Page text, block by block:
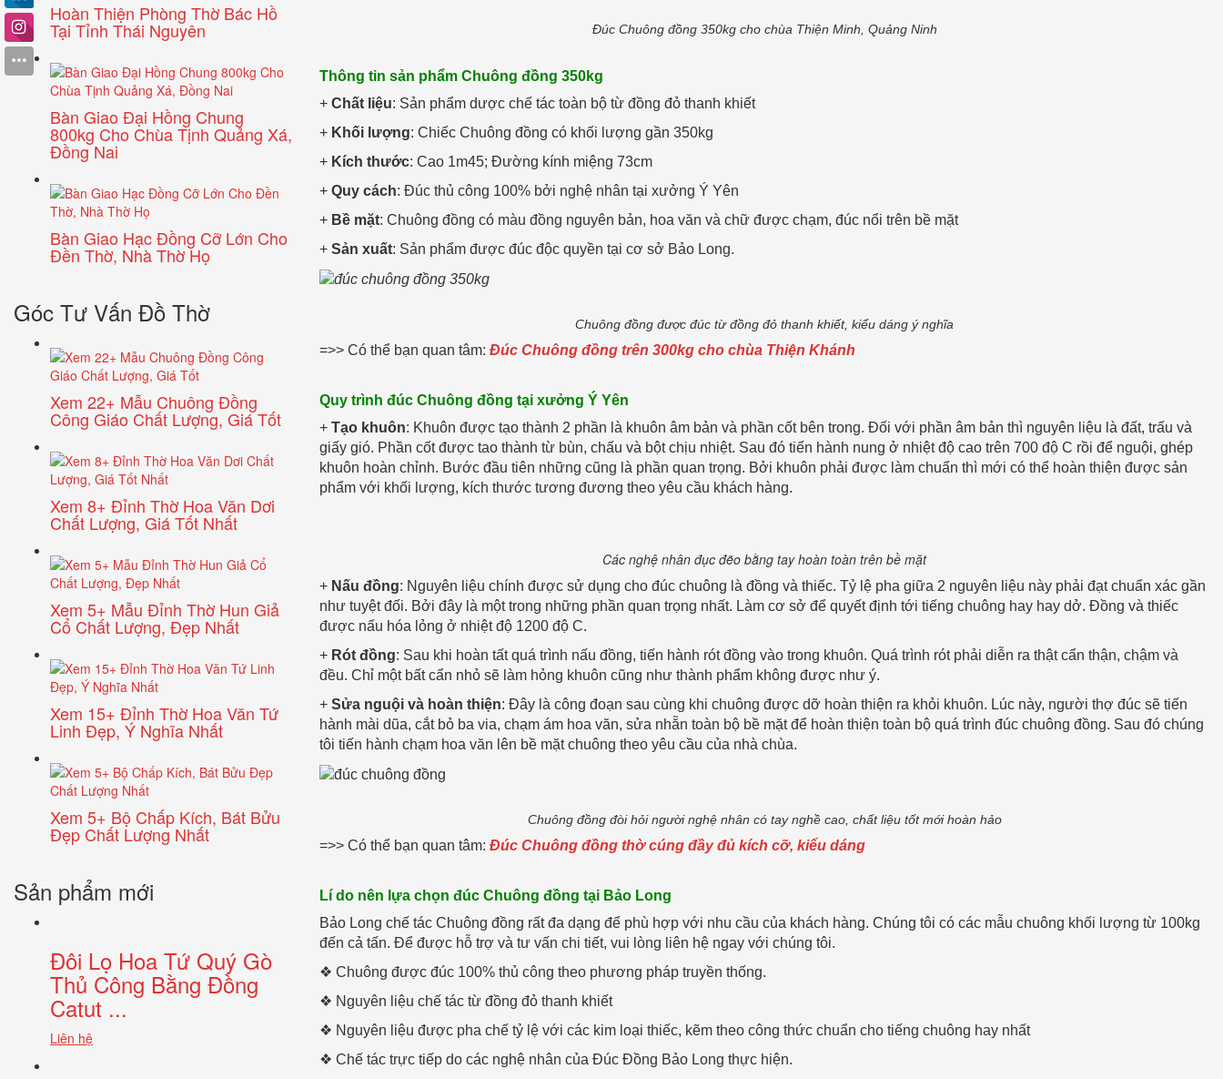
Đúc Chuông đồng 350kg cho chùa Thiện Minh, Quảng Ninh
Thông tin sản phẩm Chuông đồng 350kg
+ Chất liệu: Sản phẩm dược chế tác toàn bộ từ đồng đỏ thanh khiết
+ Khối lượng: Chiếc Chuông đồng có khối lượng gần 350kg
+ Kích thước: Cao 1m45; Đường kính miệng 73cm
+ Quy cách: Đúc thủ công 100% bởi nghệ nhân tại xưởng Ý Yên
+ Bề mặt: Chuông đồng có màu đồng nguyên bản, hoa văn và chữ được chạm, đúc nổi trên bề mặt
+ Sản xuất: Sản phẩm được đúc độc quyền tại cơ sở Bảo Long.
Chuông đồng được đúc từ đồng đỏ thanh khiết, kiểu dáng ý nghĩa
=>> Có thể bạn quan tâm: Đúc Chuông đồng trên 300kg cho chùa Thiện Khánh
Quy trình đúc Chuông đồng tại xưởng Ý Yên
+ Tạo khuôn: Khuôn được tạo thành 2 phần là khuôn âm bản và phần cốt bên trong. Đối với phần âm bản thì nguyên liệu là đất, trấu và
giấy gió. Phần cốt được tao thành từ bùn, chấu và bột chịu nhiệt. Sau đó tiến hành nung ở nhiệt độ cao trên 700 độ C rồi để nguội, ghép
khuôn hoàn chỉnh. Bước đầu tiên những cũng là phần quan trọng. Bởi khuôn phải được làm chuẩn thì mới có thể hoàn thiện được sản
phẩm với khối lượng, kích thước tương đương theo yêu cầu khách hàng.
Các nghệ nhân đục đẽo bằng tay hoàn toàn trên bề mặt
+ Nấu đồng: Nguyên liệu chính được sử dụng cho đúc chuông là đồng và thiếc. Tỷ lệ pha giữa 2 nguyên liệu này phải đạt chuẩn xác gần
như tuyệt đối. Bởi đây là một trong những phần quan trọng nhất. Làm cơ sở để quyết định tới tiếng chuông hay hay dở. Đồng và thiếc
được nấu hóa lỏng ở nhiệt độ 1200 độ C.
+ Rót đồng: Sau khi hoàn tất quá trình nấu đồng, tiến hành rót đồng vào trong khuôn. Quá trình rót phải diễn ra thật cẩn thận, chậm và
đều. Chỉ một bất cẩn nhỏ sẽ làm hỏng khuôn cũng như thành phẩm không được như ý.
+ Sửa nguội và hoàn thiện: Đây là công đoạn sau cùng khi chuông được dỡ hoàn thiện ra khỏi khuôn. Lúc này, người thợ đúc sẽ tiến
hành mài dũa, cắt bỏ ba via, chạm ám hoa văn, sửa nhẵn toàn bộ bề mặt để hoàn thiện toàn bộ quá trình đúc chuông đồng. Sau đó chúng
tôi tiến hành chạm hoa văn lên bề mặt chuông theo yêu cầu của nhà chùa.
Chuông đồng đòi hỏi người nghệ nhân có tay nghề cao, chất liệu tốt mới hoàn hảo
=>> Có thể bạn quan tâm: Đúc Chuông đồng thờ cúng đầy đủ kích cỡ, kiểu dáng
Lí do nên lựa chọn đúc Chuông đồng tại Bảo Long
Bảo Long chế tác Chuông đồng rất đa dạng để phù hợp với nhu cầu của khách hàng. Chúng tôi có các mẫu chuông khối lượng từ 100kg
đến cả tấn. Để được hỗ trợ và tư vấn chi tiết, vui lòng liên hệ ngay với chúng tôi.
❖ Chuông được đúc 100% thủ công theo phương pháp truyền thống.
❖ Nguyên liệu chế tác từ đồng đỏ thanh khiết
❖ Nguyên liệu được pha chế tỷ lệ với các kim loại thiếc, kẽm theo công thức chuẩn cho tiếng chuông hay nhất
❖ Chế tác trực tiếp do các nghệ nhân của Đúc Đồng Bảo Long thực hiện.
Hoàn Thiện Phòng Thờ Bác Hồ
Tại Tỉnh Thái Nguyên
Bàn Giao Đại Hồng Chung
800kg Cho Chùa Tịnh Quảng Xá,
Đồng Nai
Bàn Giao Hạc Đồng Cỡ Lớn Cho
Đền Thờ, Nhà Thờ Họ
Góc Tư Vấn Đồ Thờ
Xem 22+ Mẫu Chuông Đồng
Công Giáo Chất Lượng, Giá Tốt
Xem 8+ Đỉnh Thờ Hoa Văn Dơi
Chất Lượng, Giá Tốt Nhất
Xem 5+ Mẫu Đỉnh Thờ Hun Giả
Cổ Chất Lượng, Đẹp Nhất
Xem 15+ Đỉnh Thờ Hoa Văn Tứ
Linh Đẹp, Ý Nghĩa Nhất
Xem 5+ Bộ Chấp Kích, Bát Bửu
Đẹp Chất Lượng Nhất
Sản phẩm mới
Đôi Lọ Hoa Tứ Quý Gò
Thủ Công Bằng Đồng
Catut ...
Liên hệ